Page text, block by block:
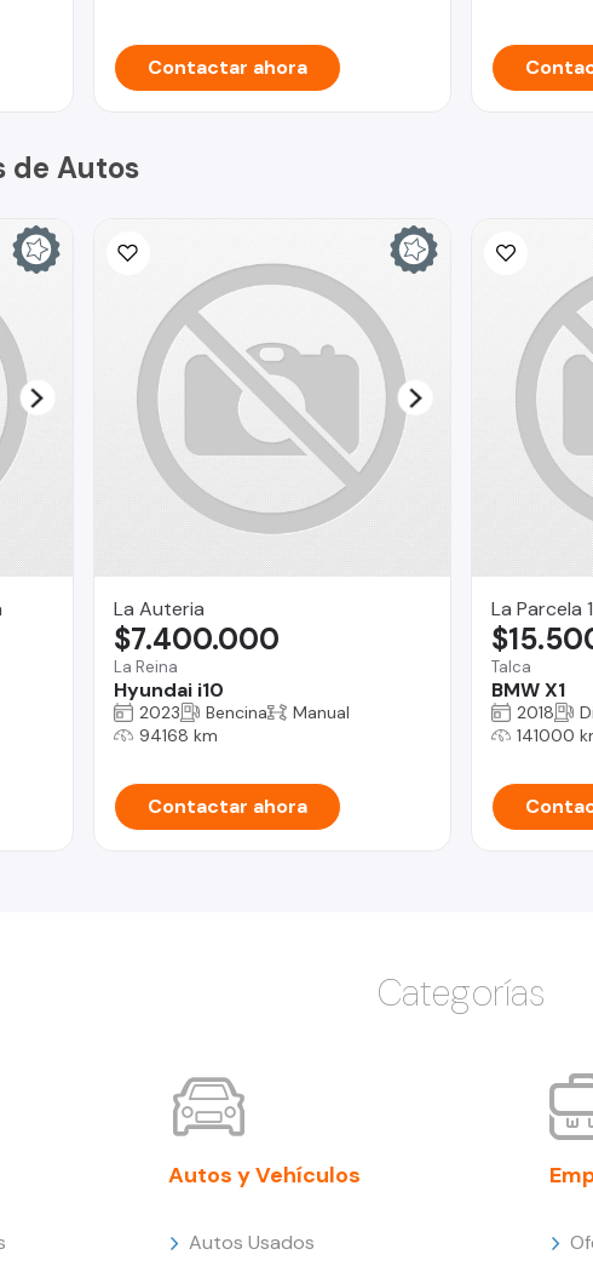
Contactar ahora
de Autos
La Auteria
La Reina
Hyundai i10
$7.400.000
2023 Bencina
Manual
94168 km
Contactar ahora
La Parcela
Talca
BMW X1
2018
141000
Categorías
Autos y Vehículos
Autos Usados